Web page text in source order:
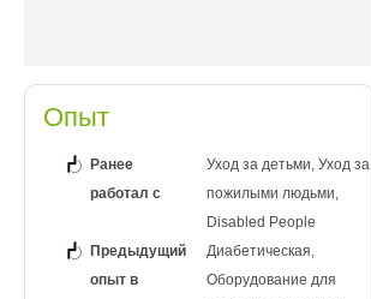
Опыт
Ранее
работал с
Уход за детьми, Уход за
пожилыми людьми,
Disabled People
Предыдущий
опыт в
Диабетическая,
Оборудование для